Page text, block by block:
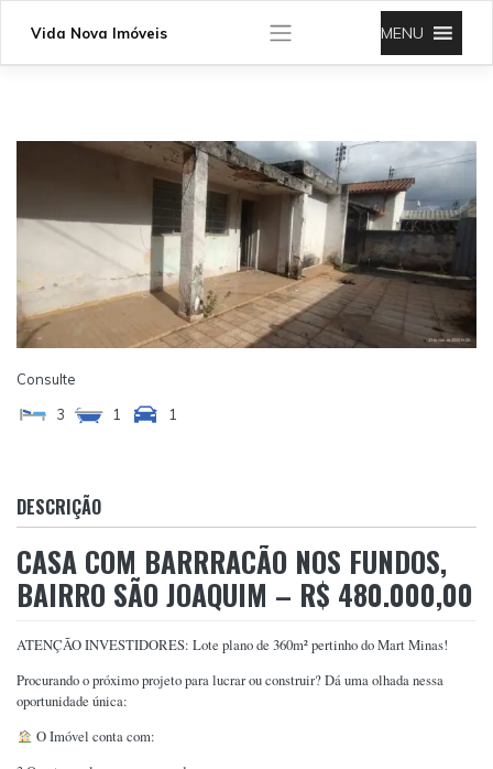
Vida Nova Imóveis MENU
Consulte
3
1 1
DESCRIÇÃO
CASA COM BARRRACÃO NOS FUNDOS,
BAIRRO SÃO JOAQUIM – R$ 480.000,00
ATENÇÃO INVESTIDORES: Lote plano de 360m² pertinho do Mart Minas!
Procurando o próximo projeto para lucrar ou construir? Dá uma olhada nessa
oportunidade única:
O Imóvel conta com: